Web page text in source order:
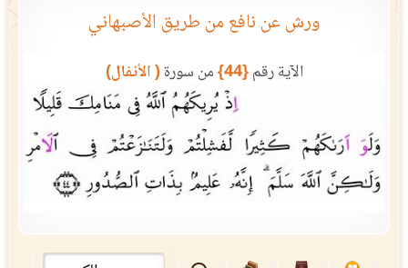
ورش عن نافع من طريق الأصبهاني
الآية رقم{44} من سورة( الأنفال)